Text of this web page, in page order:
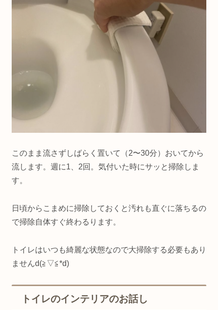
このまま流さずしばらく置いて（2〜30分）おいてから
流します。週に1、2回。気付いた時にサッと掃除しま
す。
日頃からこまめに掃除しておくと汚れも直ぐに落ちるの
で掃除自体すぐ終わるります。
トイレはいつも綺麗な状態なので大掃除する必要もあり
ませんd(≧▽≦*d)
トイレのインテリアのお話し